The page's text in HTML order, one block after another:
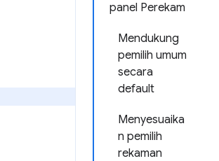
panel Perekam
Mendukung
pemilih umum
secara
default
Menyesuaika
n pemilih
rekaman